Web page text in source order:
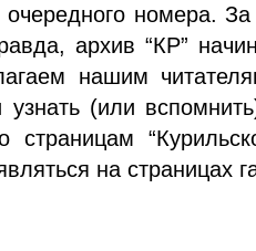
номера.
архив “КР”
нашим
узнать (или
страницам
на страницах